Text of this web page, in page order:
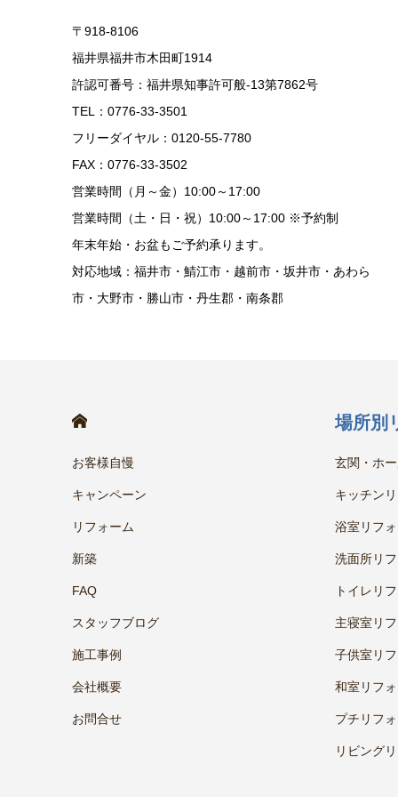
〒918-8106
福井県福井市木田町1914
許認可番号：福井県知事許可般-13第7862号
TEL：0776-33-3501
フリーダイヤル：0120-55-7780
FAX：0776-33-3502
営業時間（月～金）10:00～17:00
営業時間（土・日・祝）10:00～17:00 ※予約制
年末年始・お盆もご予約承ります。
対応地域：福井市・鯖江市・越前市・坂井市・あわら
市・大野市・勝山市・丹生郡・南条郡
お客様自慢
キャンペーン
リフォーム
新築
FAQ
スタッフブログ
施工事例
会社概要
お問合せ
場所別
玄関・ホ
キッチン
浴室リフ
洗面所リ
トイレリ
主寝室リ
子供室リ
和室リフ
プチリフ
リビング